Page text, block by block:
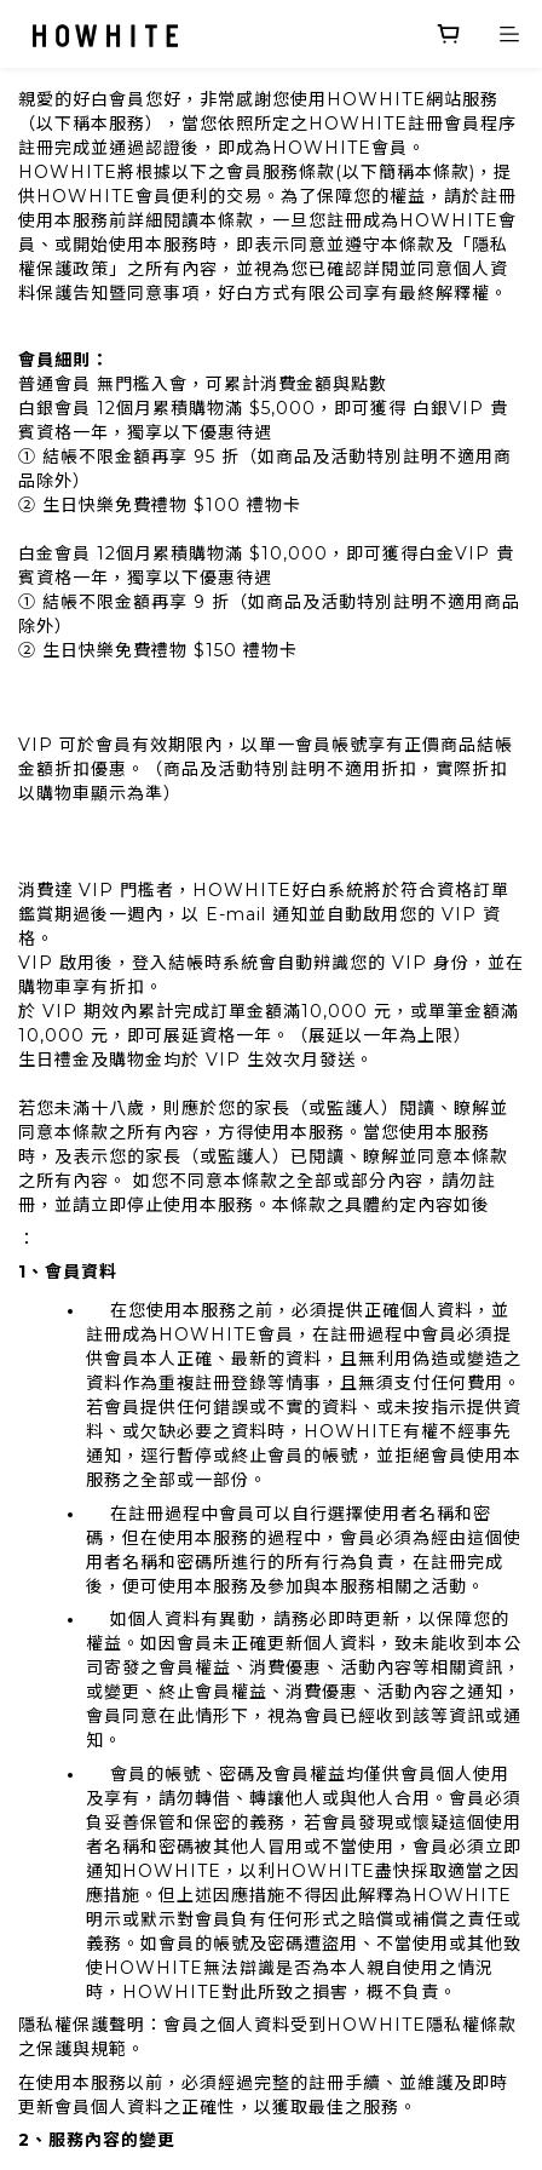
親愛的好白會員您好，非常感謝您使用HOWHITE網站服務
（以下稱本服務），當您依照所定之HOWHITE註冊會員程序
註冊完成並通過認證後，即成為HOWHITE會員。
HOWHITE將根據以下之會員服務條款(以下簡稱本條款)，提
供HOWHITE會員便利的交易。為了保障您的權益，請於註冊
使用本服務前詳細閱讀本條款，一旦您註冊成為HOWHITE會
員、或開始使用本服務時，即表示同意並遵守本條款及「隱私
權保護政策」之所有內容，並視為您已確認詳閱並同意個人資
料保護告知暨同意事項，好白方式有限公司享有最終解釋權。
會員細則：
普通會員 無門檻入會，可累計消費金額與點數
白銀會員 12個月累積購物滿 $5,000，即可獲得 白銀VIP 貴
賓資格一年，獨享以下優惠待遇
① 結帳不限金額再享 95 折（如商品及活動特別註明不適用商
品除外）
② 生日快樂免費禮物 $100 禮物卡
白金會員 12個月累積購物滿 $10,000，即可獲得白金VIP 貴
賓資格一年，獨享以下優惠待遇
① 結帳不限金額再享 9 折（如商品及活動特別註明不適用商品
除外）
② 生日快樂免費禮物 $150 禮物卡
VIP 可於會員有效期限內，以單一會員帳號享有正價商品結帳
金額折扣優惠。（商品及活動特別註明不適用折扣，實際折扣
以購物車顯示為準）
消費達 VIP 門檻者，HOWHITE好白系統將於符合資格訂單
鑑賞期過後一週內，以 E-mail 通知並自動啟用您的 VIP 資
格。
VIP 啟用後，登入結帳時系統會自動辨識您的 VIP 身份，並在
購物車享有折扣。
於 VIP 期效內累計完成訂單金額滿10,000 元，或單筆金額滿
10,000 元，即可展延資格一年。（展延以一年為上限）
生日禮金及購物金均於 VIP 生效次月發送。
若您未滿十八歲，則應於您的家長（或監護人）閱讀、瞭解並
同意本條款之所有內容，方得使用本服務。當您使用本服務
時，及表示您的家長（或監護人）已閱讀、瞭解並同意本條款
之所有內容。 如您不同意本條款之全部或部分內容，請勿註
冊，並請立即停止使用本服務。本條款之具體約定內容如後
：
1、會員資料
在您使用本服務之前，必須提供正確個人資料，並
註冊成為HOWHITE會員，在註冊過程中會員必須提
供會員本人正確、最新的資料，且無利用偽造或變造之
資料作為重複註冊登錄等情事，且無須支付任何費用。
若會員提供任何錯誤或不實的資料、或未按指示提供資
料、或欠缺必要之資料時，HOWHITE有權不經事先
通知，逕行暫停或終止會員的帳號，並拒絕會員使用本
服務之全部或一部份。
在註冊過程中會員可以自行選擇使用者名稱和密
碼，但在使用本服務的過程中，會員必須為經由這個使
用者名稱和密碼所進行的所有行為負責，在註冊完成
後，便可使用本服務及參加與本服務相關之活動。
如個人資料有異動，請務必即時更新，以保障您的
權益。如因會員未正確更新個人資料，致未能收到本公
司寄發之會員權益、消費優惠、活動內容等相關資訊，
或變更、終止會員權益、消費優惠、活動內容之通知，
會員同意在此情形下，視為會員已經收到該等資訊或通
知。
會員的帳號、密碼及會員權益均僅供會員個人使用
及享有，請勿轉借、轉讓他人或與他人合用。會員必須
負妥善保管和保密的義務，若會員發現或懷疑這個使用
者名稱和密碼被其他人冒用或不當使用，會員必須立即
通知HOWHITE，以利HOWHITE盡快採取適當之因
應措施。但上述因應措施不得因此解釋為HOWHITE
明示或默示對會員負有任何形式之賠償或補償之責任或
義務。如會員的帳號及密碼遭盜用、不當使用或其他致
使HOWHITE無法辯識是否為本人親自使用之情況
時，HOWHITE對此所致之損害，概不負責。
隱私權保護聲明：會員之個人資料受到HOWHITE隱私權條款
之保護與規範。
在使用本服務以前，必須經過完整的註冊手續、並維護及即時
更新會員個人資料之正確性，以獲取最佳之服務。
2、服務內容的變更